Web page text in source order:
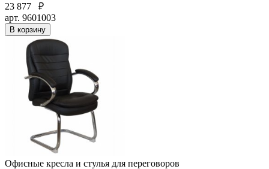
23 877
₽
арт. 9601003
В корзину
Офисные кресла и стулья для переговоров